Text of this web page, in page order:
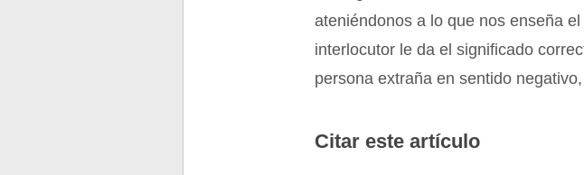
ateniéndonos a lo que nos enseña
interlocutor le da el significado
persona extraña en sentido
Citar este artículo